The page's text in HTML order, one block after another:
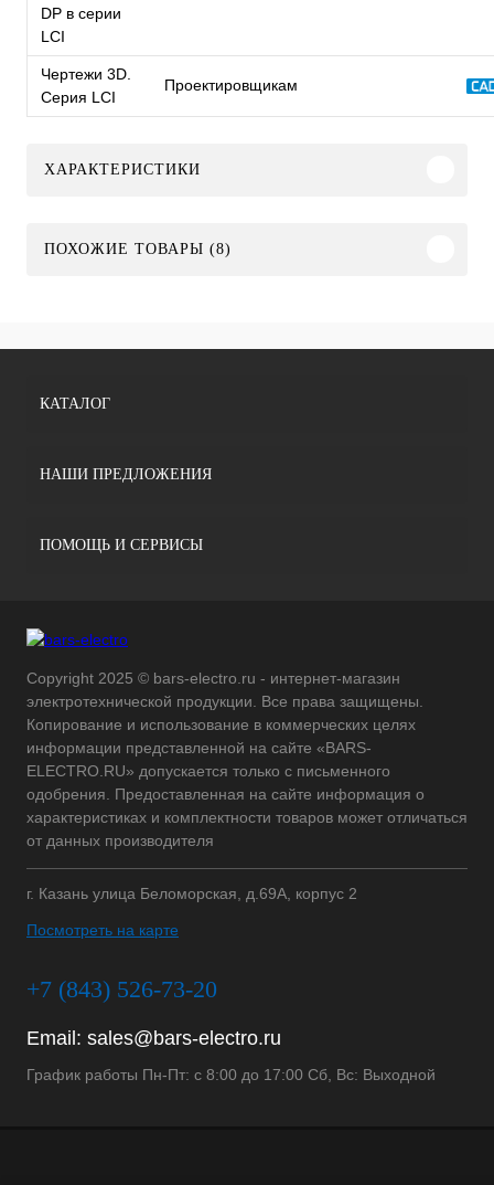
DP в серии
LCI
Чертежи 3D.
Серия LCI
Проектировщикам
ХАРАКТЕРИСТИКИ
ПОХОЖИЕ ТОВАРЫ (8)
КАТАЛОГ
НАШИ ПРЕДЛОЖЕНИЯ
ПОМОЩЬ И СЕРВИСЫ
Copyright 2025 © bars-electro.ru - интернет-магазин
электротехнической продукции. Все права защищены.
Копирование и использование в коммерческих целях
информации представленной на сайте «BARS-
ELECTRO.RU» допускается только с письменного
одобрения. Предоставленная на сайте информация о
характеристиках и комплектности товаров может отличаться
от данных производителя
г. Казань улица Беломорская, д.69А, корпус 2
Посмотреть на карте
+7 (843) 526-73-20
Email: sales@bars-electro.ru
График работы Пн-Пт: с 8:00 до 17:00 Сб, Вс: Выходной